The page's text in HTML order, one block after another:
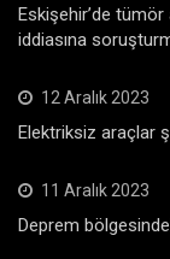
Eskişehir’de
iddiasına
12 Aralık 2023
Elektriksiz araçlar
11 Aralık 2023
Deprem